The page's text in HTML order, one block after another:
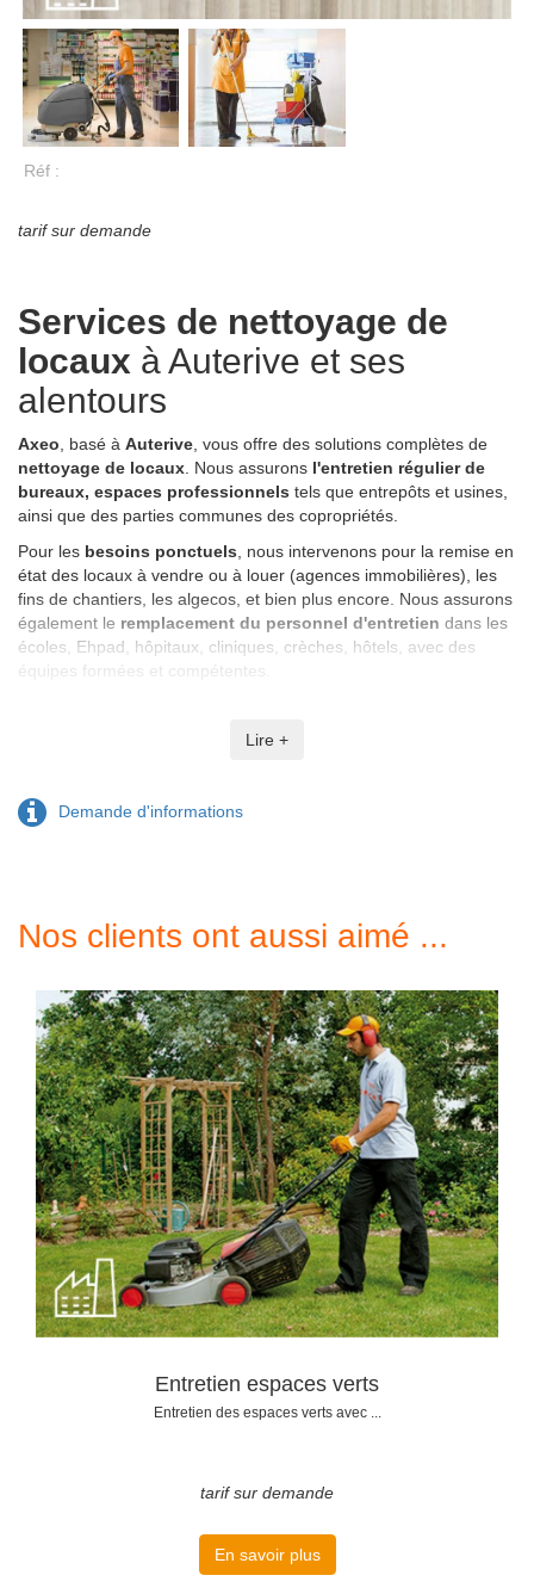
Réf :
tarif sur demande
Services de nettoyage de
locaux à Auterive et ses
alentours
Axeo , basé à Auterive , vous offre des solutions complètes de
nettoyage de locaux . Nous assurons l'entretien régulier de
bureaux, espaces professionnels tels que entrepôts et usines,
ainsi que des parties communes des copropriétés.
Pour les besoins ponctuels , nous intervenons pour la remise en
état des locaux à vendre ou à louer (agences immobilières), les
fins de chantiers, les algecos, et bien plus encore. Nous assurons
également le remplacement du personnel d'entretien dans les
écoles, Ehpad, hôpitaux, cliniques, crèches, hôtels, avec des
équipes formées et compétentes.
Devis personnalisé
Nous vous proposons uneprestation sur devis
selon vos exigences. Engagés pour l'environnement, nous
de nettoyage.
Lire +
Demande d'informations
Nos clients ont aussi aimé ...
Entretien espaces verts
Entretien des espaces verts avec ...
tarif sur demande
En savoir plus